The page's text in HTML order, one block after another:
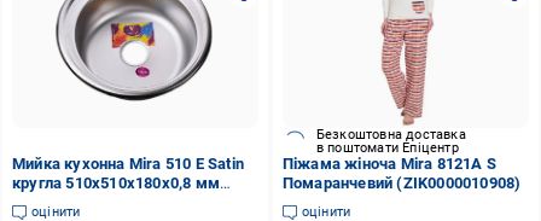
Мийка кухонна Mira 510 E Satin
кругла 510х510х180х0,8 мм
Нержавіюча сталь
оцінити
Безкоштовна доставка
в поштомати Епіцентр
Піжама жіноча Mira 8121A S
Помаранчевий (ZIK0000010908)
оцінити